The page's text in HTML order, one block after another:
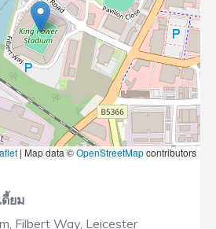
| Map data ©OpenStreetMapcontributors
ดี้ยม
Filbert Way, Leicester